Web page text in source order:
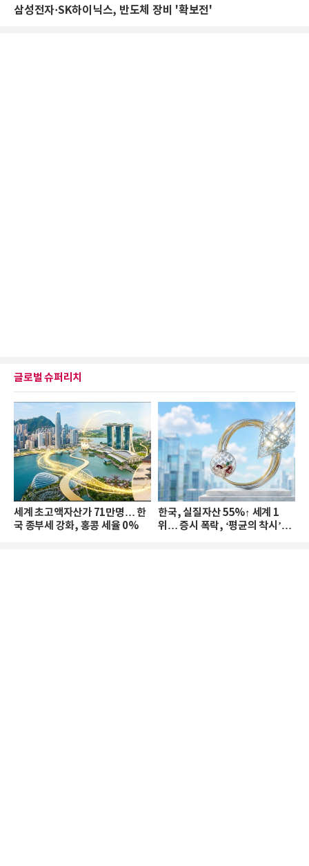
삼성전자·SK하이닉스, 반도체 장비 '확보전'
글로벌 슈퍼리치
세계 초고액자산가 71만명… 한
국 종부세 강화, 홍콩 세율 0%
한국, 실질자산 55%↑ 세계 1
위… 증시 폭락, ‘평균의 착시’와